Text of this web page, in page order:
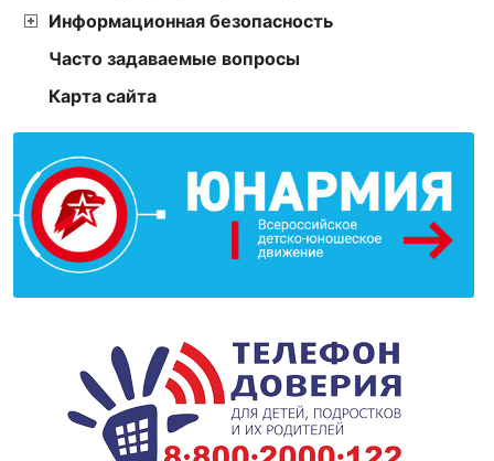
Информационная безопасность
Часто задаваемые вопросы
Карта сайта